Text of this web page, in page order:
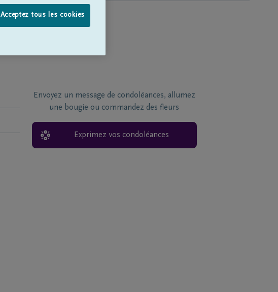
Envoyez un message de condoléances, allumez
une bougie ou commandez des fleurs
Exprimez vos condoléances
Acceptez tous les cookies